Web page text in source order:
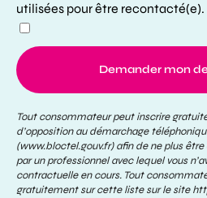
utilisées pour être recontacté(e).
Demander mon
Tout consommateur peut inscrire
d’opposition au démarchage
(www.bloctel.gouv.fr) afin de ne plus
par un professionnel avec lequel vous
contractuelle en cours. Tout
gratuitement sur cette liste sur le site